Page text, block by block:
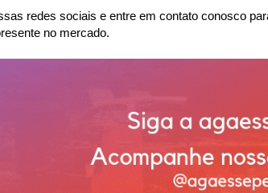
redes sociais e entre em contato conosco
no mercado.